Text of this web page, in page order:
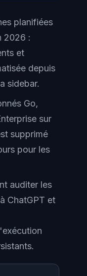
planifiées
2026 :
et
depuis
sidebar.
Go,
sur
supprimé
pour les
auditer les
ChatGPT et